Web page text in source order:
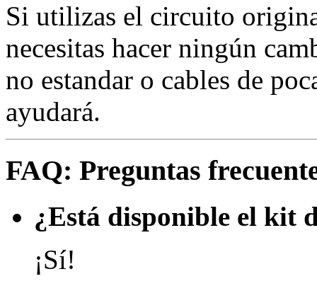
Si utilizas el circuito
necesitas hacer ningún
no estandar o cables de
ayudará.
FAQ: Preguntas
¿Está disponible el kit
¡Sí!